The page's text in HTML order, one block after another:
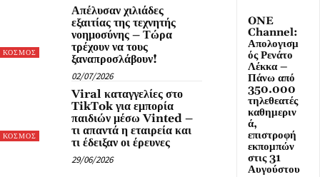
ΚΟΣΜΟΣ
Απέλυσαν χιλιάδες
εξαιτίας της τεχνητής
νοημοσύνης – Τώρα
τρέχουν να τους
ξαναπροσλάβουν!
02/07/2026
ΚΟΣΜΟΣ
Viral καταγγελίες στο
TikTok για εμπορία
παιδιών μέσω Vinted –
τι απαντά η εταιρεία και
τι έδειξαν οι έρευνες
29/06/2026
ONE
Channel:
Απολογισμ
ός Ρενάτο
Λέκκα –
Πάνω από
350.000
τηλεθεατές
καθημεριν
ά,
επιστροφή
εκπομπών
στις 31
Αυγούστου